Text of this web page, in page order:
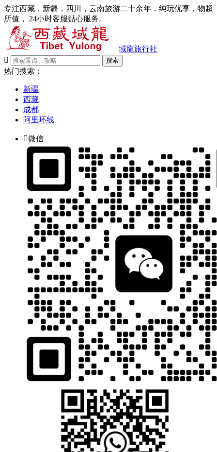
专注西藏，新疆，四川，云南旅游二十余年，纯玩优享，物超
所值， 24小时客服贴心服务。
域龍旅行社

搜索
热门搜索：
新疆
西藏
成都
阿里环线
微信